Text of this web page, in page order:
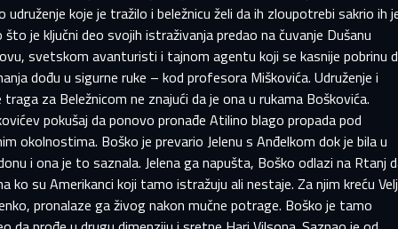
Prezime
mora imati najmanje 8 znakova, jedno veliko slovo i jedan broj.
Klikom na „Napravi profil“ prihvatateUslove korišćenja i Politiku privatnosti
adresa e-pošte već postoji u našoj bazi podataka.
prijavite se na svoj nalog.
Prijavite se
mail
udruženje koje je tražilo i beležnicu želi da ih zloupotrebi sakrio ih
što je ključni deo svojih istraživanja predao na čuvanje Dušanu
svetskom avanturisti i tajnom agentu koji se kasnije pobrinu
dođu u sigurne ruke – kod profesora Miškovića. Udruženje i
traga za Beležnicom ne znajući da je ona u rukama Boškovića.
pokušaj da ponovo pronađe Atilino blago propada pod
okolnostima. Boško je prevario Jelenu s Anđelkom dok je bila u
i ona je to saznala. Jelena ga napušta, Boško odlazi na Rtanj
ko su Amerikanci koji tamo istražuju ali nestaje. Za njim kreću
pronalaze ga živog nakon mučne potrage. Boško je tamo